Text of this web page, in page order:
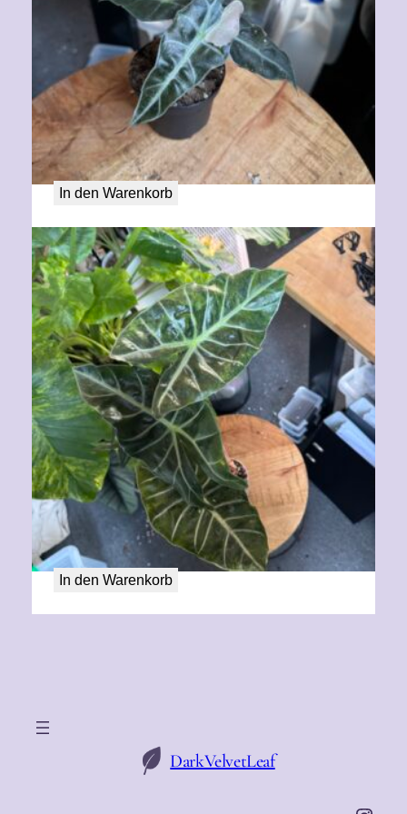
Alocasia Amazonica Pink variegata
50,00€
In den Warenkorb
Alocasia Aurora aurea variegata XL
80,00€
In den Warenkorb
DarkVelvetLeaf